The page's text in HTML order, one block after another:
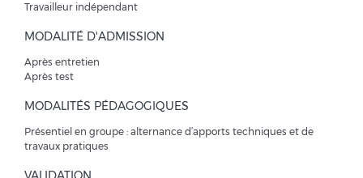
Travailleur indépendant
MODALITÉ D'ADMISSION
Après entretien
Après test
MODALITÉS PÉDAGOGIQUES
Présentiel en groupe : alternance d’apports techniques et de
travaux pratiques